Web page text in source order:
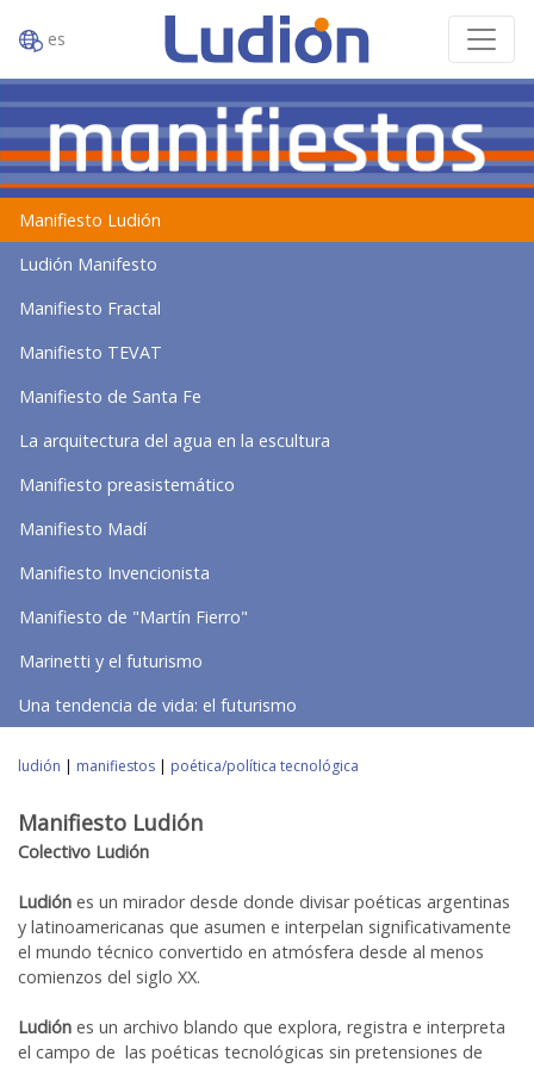
es
Manifiesto Ludión
Ludión Manifesto
Manifiesto Fractal
Manifiesto TEVAT
Manifiesto de Santa Fe
La arquitectura del agua en la escultura
Manifiesto preasistemático
Manifiesto Madí
Manifiesto Invencionista
Manifiesto de "Martín Fierro"
Marinetti y el futurismo
Una tendencia de vida: el futurismo
ludión | manifiestos | poética/política tecnológica
Manifiesto Ludión
Colectivo Ludión
Ludión es un mirador desde donde divisar poéticas argentinas
y latinoamericanas que asumen e interpelan significativamente
el mundo técnico convertido en atmósfera desde al menos
comienzos del siglo XX.
Ludión es un archivo blando que explora, registra e interpreta
el campo de las poéticas tecnológicas sin pretensiones de